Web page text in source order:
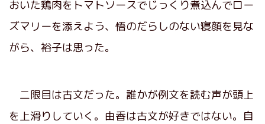
おいた鶏肉をトマトソースでじっくり煮込んでロー
ズマリーを添えよう、悟のだらしのない寝顔を見な
がら、裕子は思った。
二限目は古文だった。誰かが例文を読む声が頭上
を上滑りしていく。由香は古文が好きではない。自